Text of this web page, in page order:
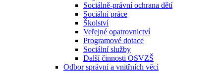
Sociálně-právní ochrana dětí
Sociální práce
Školství
Veřejné opatrovnictví
Programové dotace
Sociální služby
Další činnosti OSVZŠ
Odbor správní a vnitřních věcí